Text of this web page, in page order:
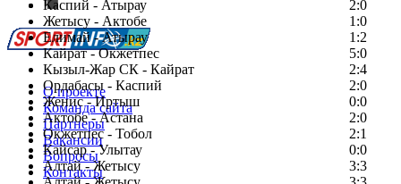
Каспий - Атырау
2:0
Жетысу - Актобе
1:0
Елимай - Атырау
1:2
Кайрат - Окжетпес
5:0
Кызыл-Жар СК - Кайрат
2:4
Ордабасы - Каспий
2:0
Женис - Иртыш
0:0
Актобе - Астана
2:0
Окжетпес - Тобол
2:1
Кайсар - Улытау
0:0
Алтай - Жетысу
3:3
Перейти на старый сайт
О проекте
Команда сайта
Партнеры
Вакансии
Вопросы
Контакты